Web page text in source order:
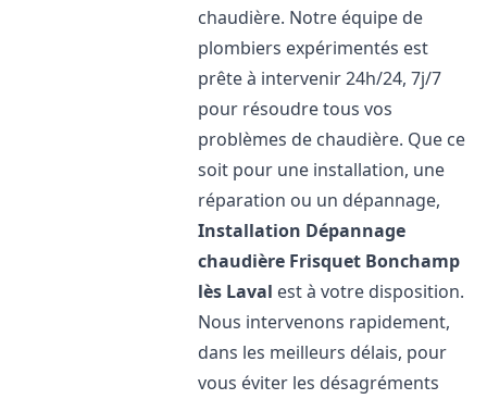
chaudière. Notre équipe de
plombiers expérimentés est
prête à intervenir 24h/24, 7j/7
pour résoudre tous vos
problèmes de chaudière. Que ce
soit pour une installation, une
réparation ou un dépannage,
Installation Dépannage
chaudière Frisquet Bonchamp
lès Laval est à votre disposition.
Nous intervenons rapidement,
dans les meilleurs délais, pour
vous éviter les désagréments